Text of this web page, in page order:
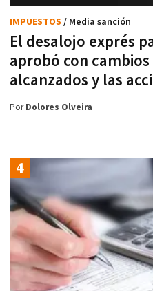
El desalojo exprés
aprobó con
alcanzados y las
IMPUESTOS / Media sanción
PorDolores Olveira